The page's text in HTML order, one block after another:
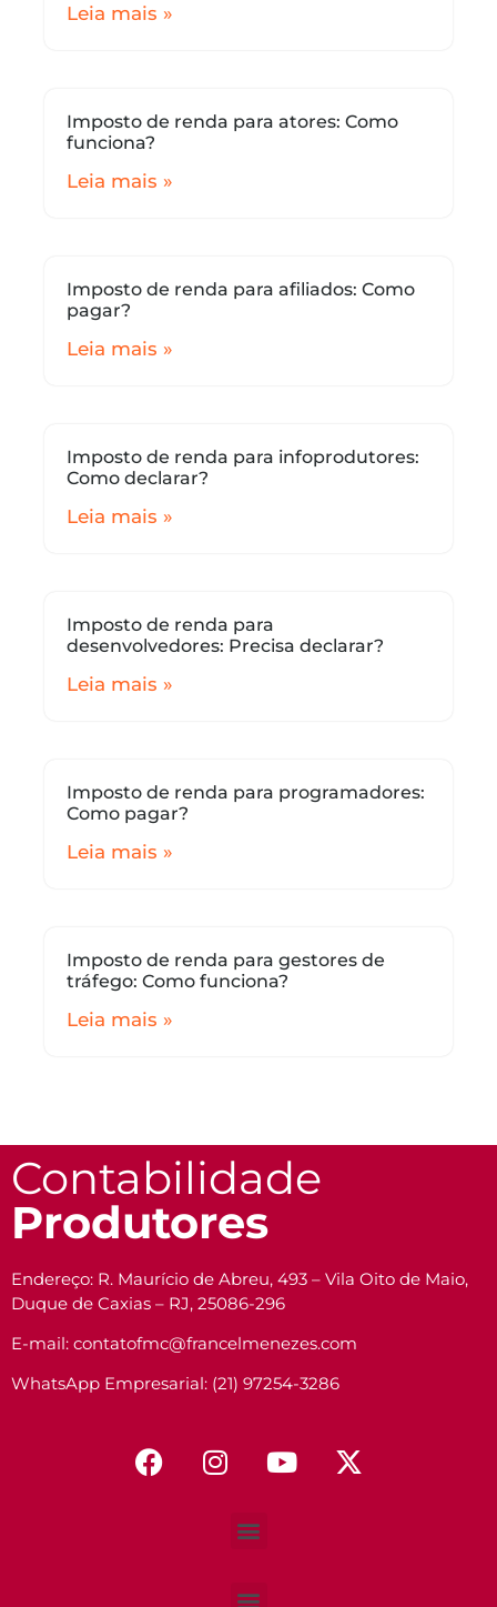
Leia mais »
Imposto de renda para atores: Como
funciona?
Leia mais »
Imposto de renda para afiliados: Como
pagar?
Leia mais »
Imposto de renda para infoprodutores:
Como declarar?
Leia mais »
Imposto de renda para
desenvolvedores: Precisa declarar?
Leia mais »
Imposto de renda para programadores:
Como pagar?
Leia mais »
Imposto de renda para gestores de
tráfego: Como funciona?
Leia mais »
Contabilidade
Produtores
Endereço: R. Maurício de Abreu, 493 – Vila Oito de Maio,
Duque de Caxias – RJ, 25086-296
E-mail: contatofmc@francelmenezes.com
WhatsApp Empresarial: (21) 97254-3286